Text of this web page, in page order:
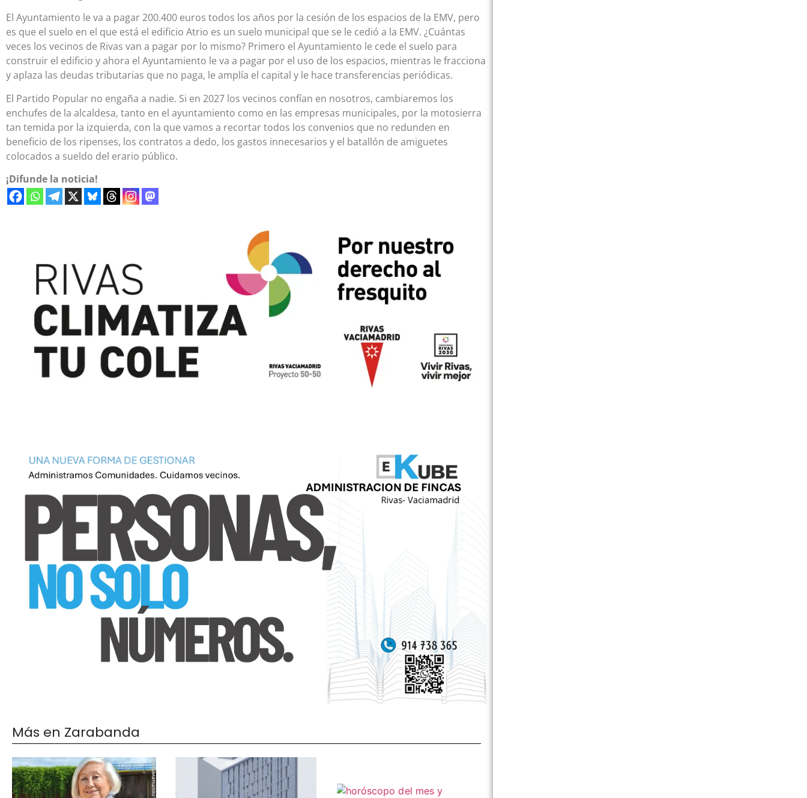
El Ayuntamiento le va a pagar 200.400 euros todos los años por la cesión de los espacios de la EMV, pero
es que el suelo en el que está el edificio Atrio es un suelo municipal que se le cedió a la EMV. ¿Cuántas
veces los vecinos de Rivas van a pagar por lo mismo? Primero el Ayuntamiento le cede el suelo para
construir el edificio y ahora el Ayuntamiento le va a pagar por el uso de los espacios, mientras le fracciona
y aplaza las deudas tributarias que no paga, le amplía el capital y le hace transferencias periódicas.
El Partido Popular no engaña a nadie. Si en 2027 los vecinos confían en nosotros, cambiaremos los
enchufes de la alcaldesa, tanto en el ayuntamiento como en las empresas municipales, por la motosierra
tan temida por la izquierda, con la que vamos a recortar todos los convenios que no redunden en
beneficio de los ripenses, los contratos a dedo, los gastos innecesarios y el batallón de amiguetes
colocados a sueldo del erario público.
¡Difunde la noticia!
Más en Zarabanda